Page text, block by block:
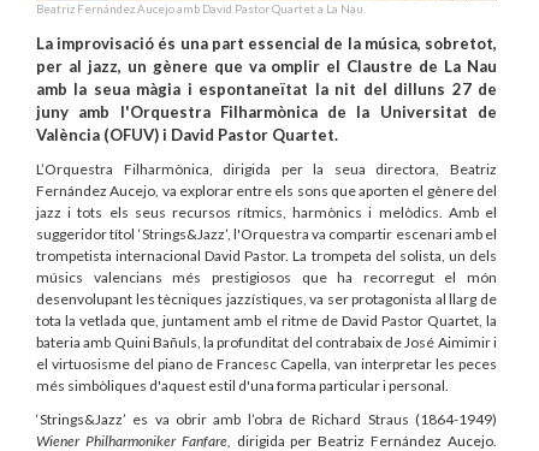
Beatriz Fernández Aucejo amb David Pastor Quartet a La Nau.
La improvisació és una part essencial de la música, sobretot,
per al jazz, un gènere que va omplir el Claustre de La Nau
amb la seua màgia i espontaneïtat la nit del dilluns 27 de
juny amb l'Orquestra Filharmònica de la Universitat de
València (OFUV) i David Pastor Quartet.
L’Orquestra Filharmònica, dirigida per la seua directora, Beatriz
Fernández Aucejo, va explorar entre els sons que aporten el gènere del
jazz i tots els seus recursos rítmics, harmònics i melòdics. Amb el
suggeridor títol ‘Strings&Jazz’, l'Orquestra va compartir escenari amb el
trompetista internacional David Pastor. La trompeta del solista, un dels
músics valencians més prestigiosos que ha recorregut el món
desenvolupant les tècniques jazzístiques, va ser protagonista al llarg de
tota la vetlada que, juntament amb el ritme de David Pastor Quartet, la
bateria amb Quini Bañuls, la profunditat del contrabaix de José Aimimir i
el virtuosisme del piano de Francesc Capella, van interpretar les peces
més simbòliques d'aquest estil d'una forma particular i personal.
‘Strings&Jazz’ es va obrir amb l’obra de Richard Straus (1864-1949)
Wiener Philharmoniker Fanfare, dirigida per Beatriz Fernández Aucejo.